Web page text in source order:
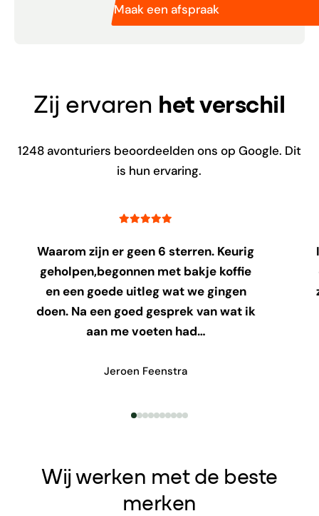
Maak een afspraak
Zij ervaren het verschil
1248avonturiers beoordeelden ons op Google. Dit
is hun ervaring.
Waarom zijn er geen 6 sterren. Keurig
geholpen,begonnen met bakje koffie
en een goede uitleg wat we gingen
doen. Na een goed gesprek van wat ik
aan me voeten had…
Jeroen Feenstra
Wij werken met de beste
merken